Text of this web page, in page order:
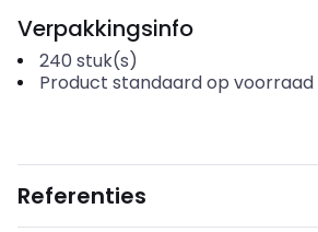
Verpakkingsinfo
240 stuk(s)
Product standaard op voorraad
Referenties